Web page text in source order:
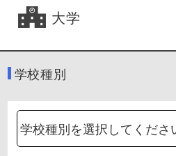
大学
学校種別